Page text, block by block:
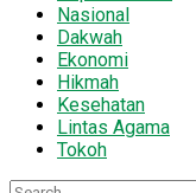
Nasional
Dakwah
Ekonomi
Hikmah
Kesehatan
Lintas Agama
Tokoh